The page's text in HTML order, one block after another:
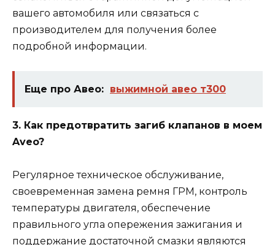
вашего автомобиля или связаться с
производителем для получения более
подробной информации.
Еще про Авео: выжимной авео т300
3. Как предотвратить загиб клапанов в моем
Aveo?
Регулярное техническое обслуживание,
своевременная замена ремня ГРМ, контроль
температуры двигателя, обеспечение
правильного угла опережения зажигания и
поддержание достаточной смазки являются